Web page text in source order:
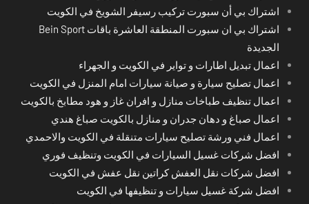
اشتراك بي أن سبورت تركيب رسيفر الشويخ في الكويت
اشتراك بي ان سبورت المنطقة العاشرة باقات Bein Sport
الجديدة
اعمال تبديل اطارات و تواير في الكويت و الجهراء
اعمال تصليح سيارة و صيانة سيارات امام المنزل في الكويت
اعمال تنظيف طباخات منازل و افران غاز و هود مطابخ بالكويت
اعمال صباغ و دهان جدران و منازل بالكويت صباغ هندي
اعمال فني ورشة تصليح سيارات متنقلة في الكويت والاحمدي
افضل شركات غسيل السيارات في الكويت وتنظيف فوري
افضل شركات نقل العفش كراتين نقل عفش في الكويت
افضل شركة غسيل سيارات و تنظيفها في الكويت